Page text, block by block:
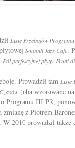
Listę Przebojów Programu
Smooth Jazz Cafe.
, Pół perfekcyjnej płyty, Frutti
Prowadził tam Listę
(oba wzorowane
Programu III PR,
zmianę z Piotrem
. W 2010 prowadził